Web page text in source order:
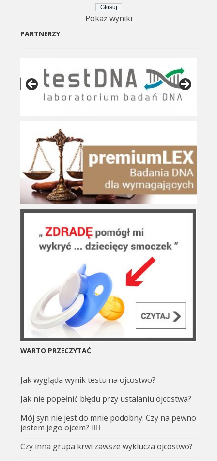
Pokaż wyniki
PARTNERZY
WARTO PRZECZYTAĆ
Jak wygląda wynik testu na ojcostwo?
Jak nie popełnić błędu przy ustalaniu ojcostwa?
Mój syn nie jest do mnie podobny. Czy na pewno
jestem jego ojcem? 🤷‍♂️
Czy inna grupa krwi zawsze wyklucza ojcostwo?